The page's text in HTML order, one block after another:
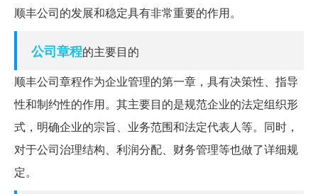
顺丰公司的发展和稳定具有非常重要的作用。
公司章程的主要目的
顺丰公司章程作为企业管理的第一章，具有决策性、指导
性和制约性的作用。其主要目的是规范企业的法定组织形
式，明确企业的宗旨、业务范围和法定代表人等。同时，
对于公司治理结构、利润分配、财务管理等也做了详细规
定。